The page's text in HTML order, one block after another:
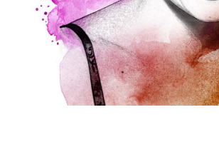
Untermenü
Untermenü